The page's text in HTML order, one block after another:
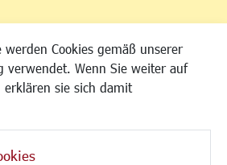
werden Cookies gemäß unserer
verwendet. Wenn Sie weiter auf
erklären sie sich damit